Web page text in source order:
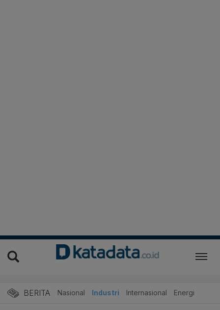
BERITA Nasional Industri Internasional Energi